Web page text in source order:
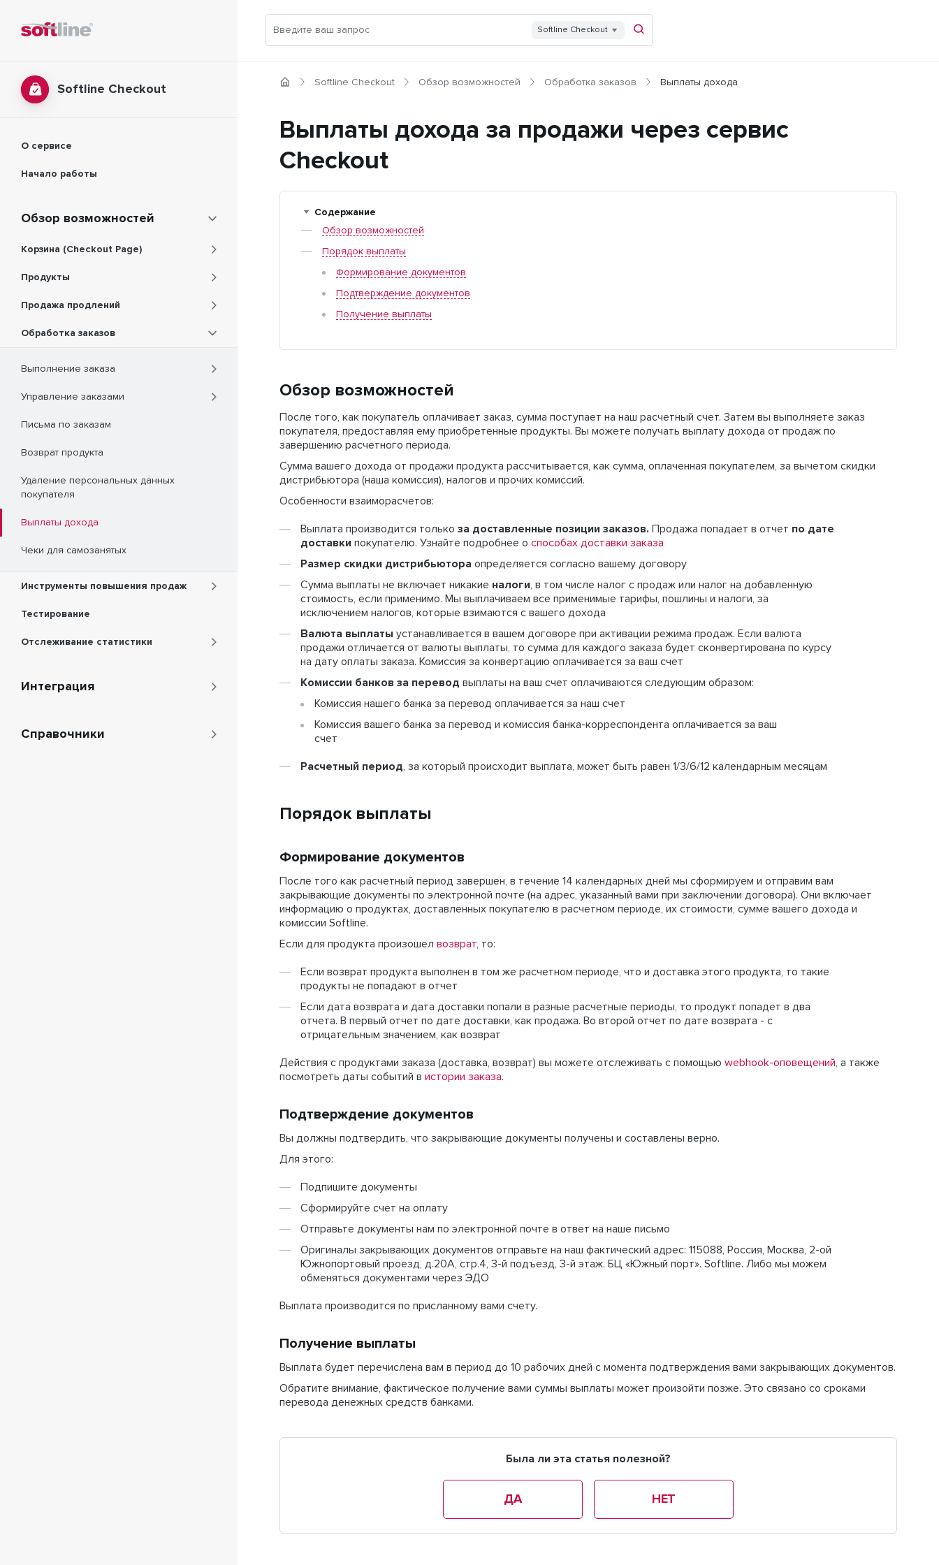
Softline Checkout
О сервисе
Начало работы
Обзор возможностей
Корзина (Checkout Page)
Продукты
Продажа продлений
Обработка заказов
Выполнение заказа
Управление заказами
Письма по заказам
Возврат продукта
Удаление персональных данных
покупателя
Выплаты дохода
Чеки для самозанятых
Инструменты повышения продаж
Тестирование
Отслеживание статистики
Интеграция
Справочники
Softline Checkout
Softline Checkout Обзор возможностей Обработка заказов Выплаты дохода
Выплаты дохода за продажи через сервис
Checkout
Содержание
Обзор возможностей
Порядок выплаты
Формирование документов
Подтверждение документов
Получение выплаты
Обзор возможностей
После того, как покупатель оплачивает заказ, сумма поступает на наш расчетный счет. Затем вы выполняете заказ
покупателя, предоставляя ему приобретенные продукты. Вы можете получать выплату дохода от продаж по
завершению расчетного периода.
Сумма вашего дохода от продажи продукта рассчитывается, как сумма , оплаченная покупателем, за вычетом скидки
дистрибьютора (наша комиссия), налогов и прочих комиссий.
Особенности взаиморасчетов:
Выплата производится только за доставленные позиции заказов. Продажа попадает в отчет по дате
доставки покупателю. Узнайте подробнее о способах доставки заказа
Размер скидки дистрибьютора определяется согласно вашему договору
Сумма выплаты не включает никакие налоги , в том числе налог с продаж или налог на добавленную
стоимость, если применимо. Мы выплачиваем все применимые тарифы, пошлины и налоги, за
исключением налогов, которые взимаются с вашего дохода
Валюта выплаты устанавливается в вашем договоре при активации режима продаж. Если валюта
продажи отличается от валюты выплаты, то сумма для каждого заказа будет сконвертирована по курсу
на дату оплаты заказа. Комиссия за конвертацию оплачивается за ваш счет
Комиссии банков за перевод выплаты на ваш счет оплачиваются следующим образом:
Комиссия нашего банка за перевод оплачивается за наш счет
Комиссия вашего банка за перевод и комиссия банка-корреспондента оплачивается за ваш
счет
Расчетный период , за который происходит выплата, может быть равен 1/3/6/12 календарным месяцам
Порядок выплаты
Формирование документов
После того как расчетный период завершен, в течение 14 календарных дней мы сформируем и отправим вам
закрывающие документы по электронной почте (на адрес, указанный вами при заключении договора). Они включает
информацию о продуктах, доставленных покупателю в расчетном периоде, их стоимости , сумме вашего дохода и
комиссии Softline.
Если для продукта произошел возврат , то:
Если возврат продукта выполнен в том же расчетном периоде, что и доставка этого продукта, то такие
продукты не попадают в отчет
Если дата возврата и дата доставки попали в разные расчетные периоды, то продукт попадет в два
отчета. В первый отчет по дате доставки, как продажа. Во второй отчет по дате возврата - с
отрицательным значением, как возврат
Действия с продуктами заказа (доставка, возврат) вы можете отслеживать с помощью webhook-оповещений , а также
посмотреть даты событий в истории заказа.
Подтверждение документов
Вы должны подтвердить, что закрывающие документы получены и составлены верно.
Для этого:
Подпишите документы
Сформируйте счет на оплату
Отправьте документы нам по электронной почте в ответ на наше письмо
Оригиналы закрывающих документов отправьте на наш фактический адрес: 115088, Россия, Москва, 2-ой
Южнопортовый проезд, д.20А, стр.4, 3-й подъезд, 3-й этаж. БЦ «Южный порт». Softline. Либо мы можем
обменяться документами через ЭДО
Выплата производится по присланному вами счету.
Получение выплаты
Выплата будет перечислена вам в период до 10 рабочих дней с момента подтверждения вами закрывающих документов.
Обратите внимание, фактическое получение вами суммы выплаты может произойти позже. Это связано со сроками
перевода денежных средств банками.
Была ли эта статья полезной?
ДА НЕТ